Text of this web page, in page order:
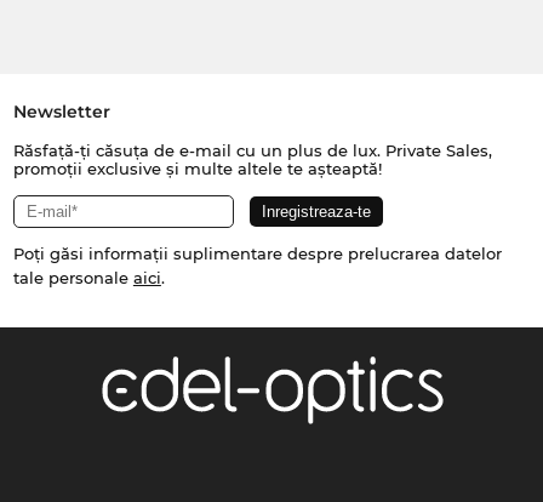
Newsletter
Răsfață-ți căsuța de e-mail cu un plus de lux. Private Sales,
promoții exclusive și multe altele te așteaptă!
Poți găsi informații suplimentare despre prelucrarea datelor
tale personale aici.